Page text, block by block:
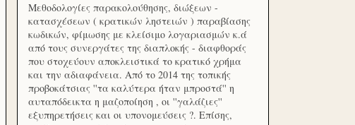
Μεθοδολογίες παρακολούθησης, διώξεων -
κατασχέσεων ( κρατικών ληστειών ) παραβίασης
κωδικών, φίμωσης με κλείσιμο λογαριασμών κ.ά
από τους συνεργάτες της διαπλοκής - διαφθοράς
που στοχεύουν αποκλειστικά το κρατικό χρήμα
και την αδιαφάνεια. Από το 2014 της τοπικής
προβοκάτσιας ''τα καλύτερα ήταν μπροστά'' η
αυταπόδεικτα η μαζοποίηση , οι ''γαλάζιες''
εξυπηρετήσεις και οι υπονομεύσεις ?. Επίσης,